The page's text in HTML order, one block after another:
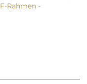
Rahmen -